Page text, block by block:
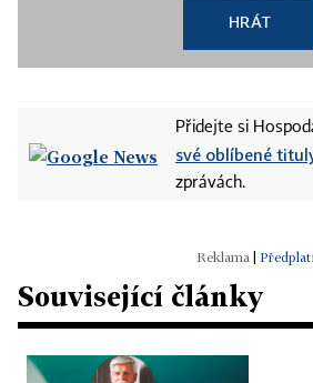
HRÁT
Přidejte si
své oblíbené
zprávách.
Související články